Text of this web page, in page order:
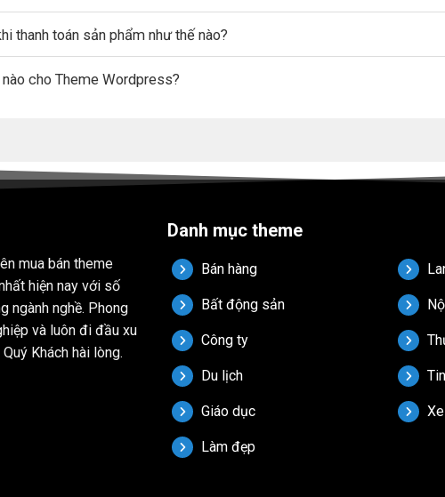
thanh toán sản phẩm như thế nào?
cho Theme Wordpress?
mua bán theme
hiện nay với số
ngành nghề. Phong
và luôn đi đầu xu
Khách hài lòng.
Danh mục theme
Bán hàng
Bất động sản
Công ty
Du lịch
Giáo dục
Làm đẹp